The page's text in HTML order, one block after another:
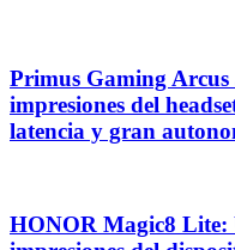
Primus Gaming
impresiones del
latencia y gran
HONOR Magic8